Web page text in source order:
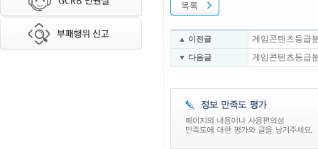
목록
▲ 이전글 게임콘텐츠등급
▼ 다음글 게임콘텐츠등급